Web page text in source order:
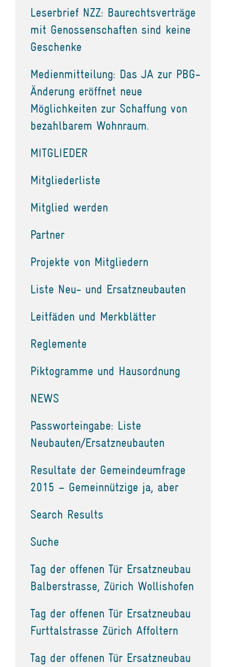
Leserbrief NZZ: Baurechtsverträge
mit Genossenschaften sind keine
Geschenke
Medienmitteilung: Das JA zur PBG-
Änderung eröffnet neue
Möglichkeiten zur Schaffung von
bezahlbarem Wohnraum.
MITGLIEDER
Mitgliederliste
Mitglied werden
Partner
Projekte von Mitgliedern
Liste Neu- und Ersatzneubauten
Leitfäden und Merkblätter
Reglemente
Piktogramme und Hausordnung
NEWS
Passworteingabe: Liste
Neubauten/Ersatzneubauten
Resultate der Gemeindeumfrage
2015 – Gemeinnützige ja, aber
Search Results
Suche
Tag der offenen Tür Ersatzneubau
Balberstrasse, Zürich Wollishofen
Tag der offenen Tür Ersatzneubau
Furttalstrasse Zürich Affoltern
Tag der offenen Tür Ersatzneubau